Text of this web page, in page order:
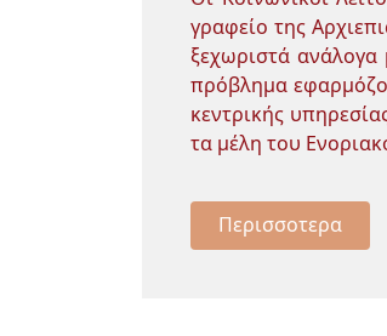
γραφείο της
ξεχωριστά
πρόβλημα
κεντρικής
τα μέλη του
Περισσοτερα